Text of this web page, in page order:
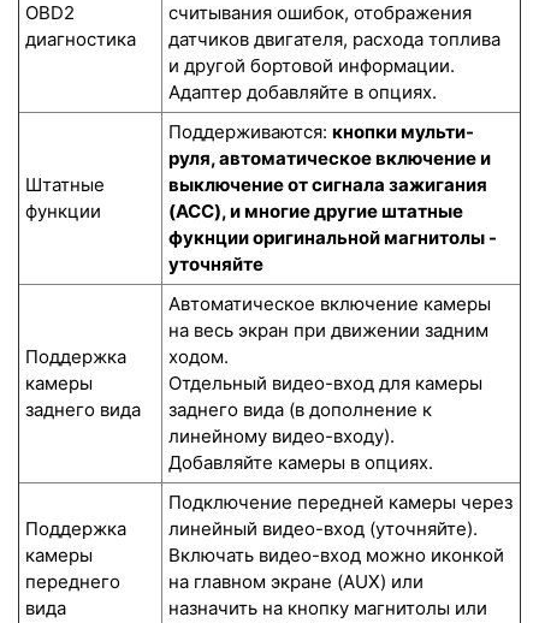
OBD2
диагностика
считывания ошибок, отображения
датчиков двигателя, расхода топлива
и другой бортовой информации.
Адаптер добавляйте в опциях.
Штатные
функции
Поддерживаются: кнопки мульти-
руля, автоматическое включение и
выключение от сигнала зажигания
(ACC), и многие другие штатные
фукнции оригинальной магнитолы -
уточняйте
Поддержка
камеры
заднего вида
Автоматическое включение камеры
на весь экран при движении задним
ходом.
Отдельный видео-вход для камеры
заднего вида (в дополнение к
линейному видео-входу).
Добавляйте камеры в опциях.
Поддержка
камеры
переднего
вида
Подключение передней камеры через
линейный видео-вход (уточняйте).
Включать видео-вход можно иконкой
на главном экране (AUX) или
назначить на кнопку магнитолы или